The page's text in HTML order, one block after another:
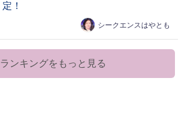
定！
シークエンスはやとも
ランキングをもっと見る